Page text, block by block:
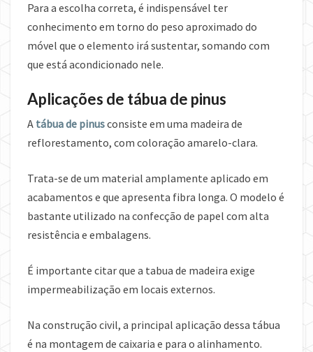
Para a escolha correta, é indispensável ter
conhecimento em torno do peso aproximado do
móvel que o elemento irá sustentar, somando com
que está acondicionado nele.
Aplicações de tábua de pinus
A tábua de pinusconsiste em uma madeira de
reflorestamento, com coloração amarelo-clara.
Trata-se de um material amplamente aplicado em
acabamentos e que apresenta fibra longa. O modelo é
bastante utilizado na confecção de papel com alta
resistência e embalagens.
É importante citar que a tabua de madeira exige
impermeabilização em locais externos.
Na construção civil, a principal aplicação dessa tábua
é na montagem de caixaria e para o alinhamento.